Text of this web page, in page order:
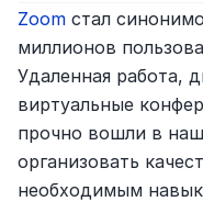
Zoom стал
миллионов
Удаленная работа,
виртуальные
прочно вошли в
организовать
необходимым